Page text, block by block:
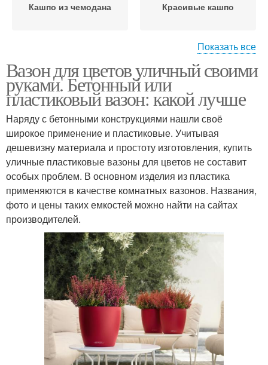
Кашпо из чемодана Красивые кашпо
Вазоны для цветов Подвесные кашпо
Кашпо для сада Подвесное кашпо
Показать все
Вазон для цветов уличный своими
руками. Бетонный или
пластиковый вазон: какой лучше
Наряду с бетонными конструкциями нашли своё
широкое применение и пластиковые. Учитывая
дешевизну материала и простоту изготовления, купить
уличные пластиковые вазоны для цветов не составит
особых проблем. В основном изделия из пластика
применяются в качестве комнатных вазонов. Названия,
фото и цены таких емкостей можно найти на сайтах
производителей.